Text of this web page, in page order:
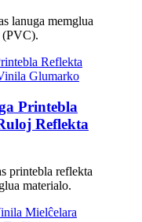
lanuga memglua
Printebla
Reflekta
printebla reflekta
materialo.